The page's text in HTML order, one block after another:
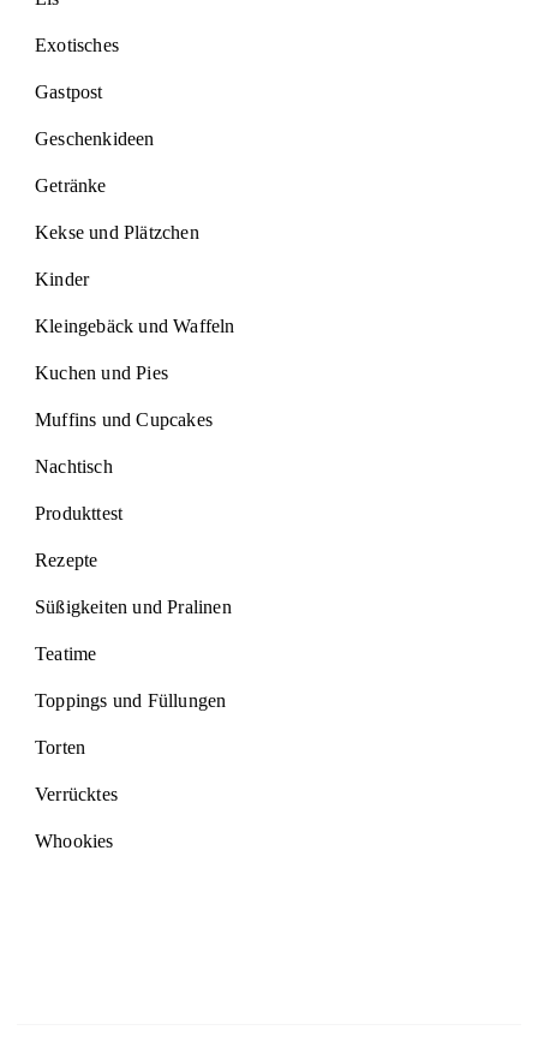
Exotisches
Gastpost
Geschenkideen
Getränke
Kekse und Plätzchen
Kinder
Kleingebäck und Waffeln
Kuchen und Pies
Muffins und Cupcakes
Nachtisch
Produkttest
Rezepte
Süßigkeiten und Pralinen
Teatime
Toppings und Füllungen
Torten
Verrücktes
Whookies